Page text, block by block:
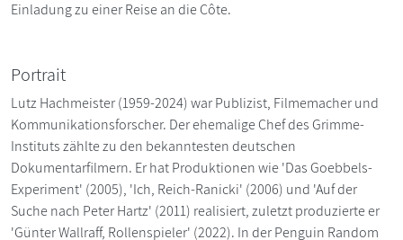
Einladung zu einer Reise an die Côte.
Portrait
Lutz Hachmeister (1959-2024) war Publizist, Filmemacher und
Kommunikationsforscher. Der ehemalige Chef des Grimme-
Instituts zählte zu den bekanntesten deutschen
Dokumentarfilmern. Er hat Produktionen wie 'Das Goebbels-
Experiment' (2005), 'Ich, Reich-Ranicki' (2006) und 'Auf der
Suche nach Peter Hartz' (2011) realisiert, zuletzt produzierte er
'Günter Wallraff, Rollenspieler' (2022). In der Penguin Random